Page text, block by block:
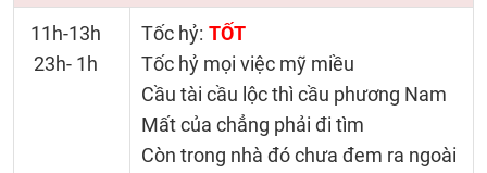
11h-13h
23h- 1h
Tốc hỷ: TỐT
Tốc hỷ mọi việc mỹ miều
Cầu tài cầu lộc thì cầu phương Nam
Mất của chẳng phải đi tìm
Còn trong nhà đó chưa đem ra ngoài